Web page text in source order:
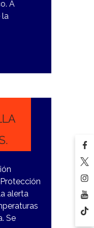
A
la
alerta
Se